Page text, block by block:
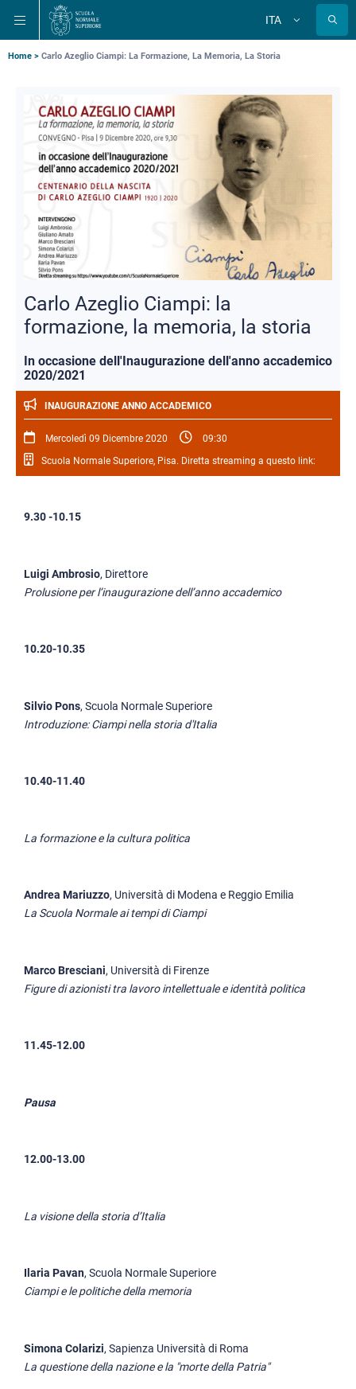
alla
navigazione
principale
contenuto
principale
alla
ricerca
principale
ITA
Briciole
pane
Home Carlo Azeglio Ciampi: La Formazione, La Memoria, La Storia
Carlo Azeglio Ciampi: la
formazione, la memoria, la storia
In occasione dell'Inaugurazione dell'anno accademico
2020/2021
INAUGURAZIONE ANNO ACCADEMICO
Mercoledì 09 Dicembre 2020
09:30
Scuola Normale Superiore, Pisa. Diretta streaming a questo link:
9.30 -10.15
Luigi Ambrosio, Direttore
Prolusione per l’inaugurazione dell’anno accademico
10.20-10.35
Silvio Pons, Scuola Normale Superiore
Introduzione: Ciampi nella storia d'Italia
10.40-11.40
La formazione e la cultura politica
Andrea Mariuzzo, Università di Modena e Reggio Emilia
La Scuola Normale ai tempi di Ciampi
Marco Bresciani, Università di Firenze
Figure di azionisti tra lavoro intellettuale e identità politica
11.45-12.00
Pausa
12.00-13.00
La visione della storia d’Italia
Ilaria Pavan, Scuola Normale Superiore
Ciampi e le politiche della memoria
Simona Colarizi, Sapienza Università di Roma
La questione della nazione e la "morte della Patria"